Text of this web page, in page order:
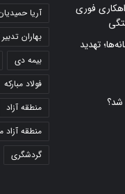
فوری
تهدید
شد؟
آریا
بهاران
بیمه دی
فولاد مبارکه
منطقه آزاد
منطقه آزاد
گردشگری